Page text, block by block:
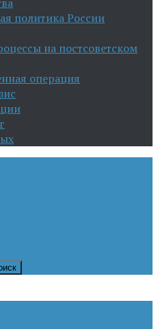
политика России
на постсоветском
операция